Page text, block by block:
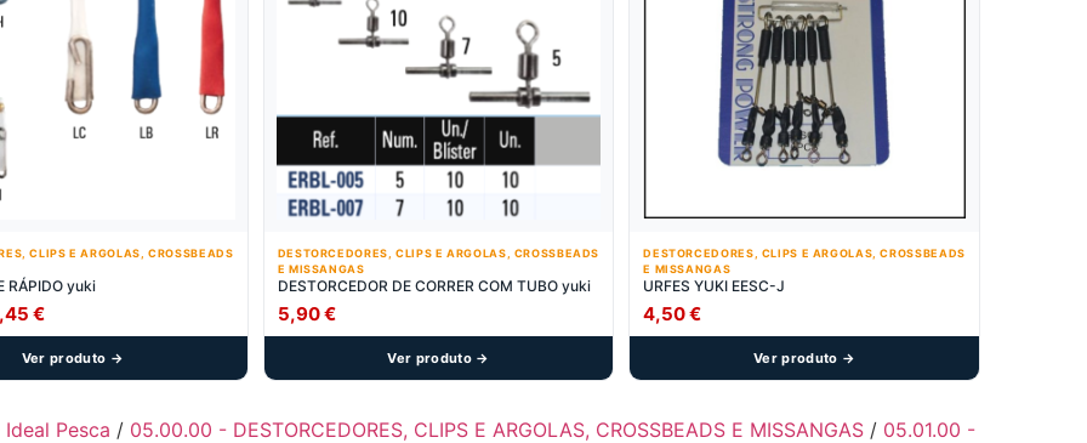
CLIPS E ARGOLAS, CROSSBEADS
RÁPIDO yuki
€Price
range:
3,00 €
3,45 €
Ver produto →
DESTORCEDORES, CLIPS E ARGOLAS, CROSSBEADS
E MISSANGAS
DESTORCEDOR DE CORRER COM TUBO yuki
5,90€
Ver produto →
DESTORCEDORES, CLIPS E ARGOLAS, CROSSBEADS
E MISSANGAS
URFES YUKI EESC-J
4,50€
Ver produto →
Ideal Pesca / 05.00.00 - DESTORCEDORES, CLIPS E ARGOLAS, CROSSBEADS E MISSANGAS / 05.01.00 -